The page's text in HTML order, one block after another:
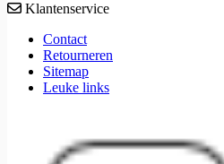
Klantenservice
Contact
Retourneren
Sitemap
Leuke links